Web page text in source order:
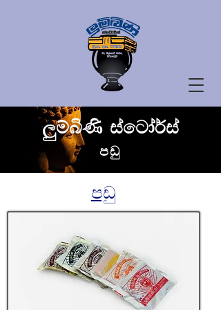
ලුම්බිණි ස්ටෝර්ස්
පඩු
පඩු